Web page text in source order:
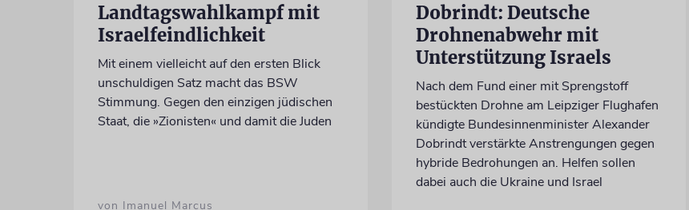
Landtagswahlkampf mit
Israelfeindlichkeit
Mit einem vielleicht auf den ersten Blick
unschuldigen Satz macht das BSW
Stimmung. Gegen den einzigen jüdischen
Staat, die »Zionisten« und damit die Juden
von Imanuel Marcus
Dobrindt: Deutsche
Drohnenabwehr mit
Unterstützung Israels
Nach dem Fund einer mit Sprengstoff
bestückten Drohne am Leipziger Flughafen
kündigte Bundesinnenminister Alexander
Dobrindt verstärkte Anstrengungen gegen
hybride Bedrohungen an. Helfen sollen
dabei auch die Ukraine und Israel